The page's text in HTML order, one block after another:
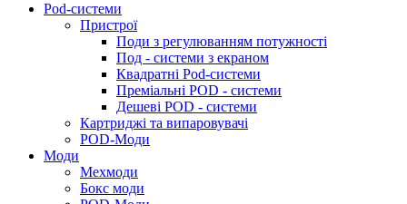
Pod-системи
Пристрої
Поди з регулюванням потужності
Под - системи з екраном
Квадратні Pod-системи
Преміальні POD - системи
Дешеві POD - системи
Картриджі та випаровувачі
POD-Моди
Моди
Мехмоди
Бокс моди